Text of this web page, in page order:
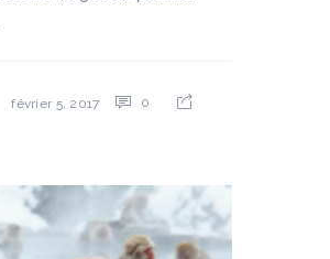
février 5, 2017 0